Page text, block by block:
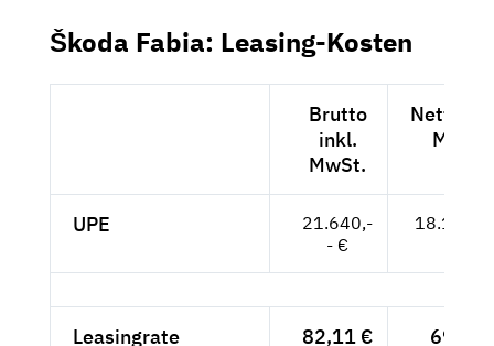
Škoda Fabia: Leasing-Kosten
Brutto
inkl.
MwSt.
Netto
MwSt.
UPE
21.640,-
- €
Leasingrate 82,11 € 69,-- €